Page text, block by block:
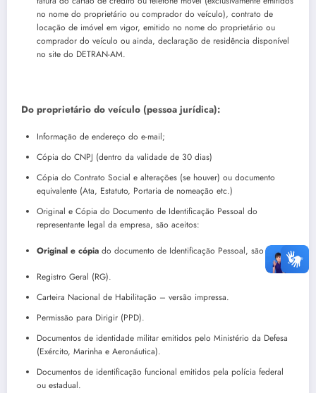
no nome do proprietário ou comprador do veículo), contrato de
locação de imóvel em vigor, emitido no nome do proprietário ou
comprador do veículo ou ainda, declaração de residência disponível
no site do DETRAN-AM.
Do proprietário do veículo (pessoa jurídica):
Informação de endereço do e-mail;
Cópia do CNPJ (dentro da validade de 30 dias)
Cópia do Contrato Social e alterações (se houver) ou documento
equivalente (Ata, Estatuto, Portaria de nomeação etc.)
Original e Cópia do Documento de Identificação Pessoal do
representante legal da empresa, são aceitos:
Original e cópia do documento de Identificação Pessoal, são aceitos:
Registro Geral (RG).
Carteira Nacional de Habilitação – versão impressa.
Permissão para Dirigir (PPD).
Documentos de identidade militar emitidos pelo Ministério da Defesa
(Exército, Marinha e Aeronáutica).
Documentos de identificação funcional emitidos pela polícia federal
ou estadual.